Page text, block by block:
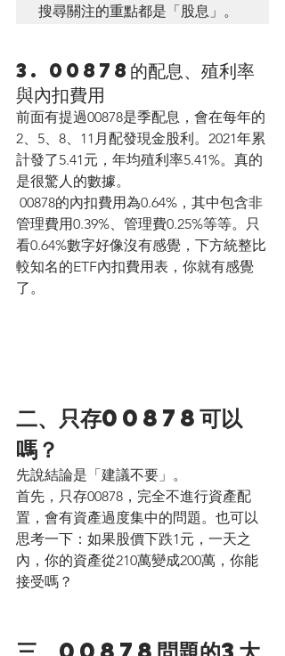
搜尋關注的重點都是「股息」。
3. 00878的配息、殖利率
與內扣費用
前面有提過00878是季配息，會在每年的
2、5、8、11月配發現金股利。2021年累
計發了5.41元，年均殖利率5.41%。真的
是很驚人的數據。
管理費用0.39%、管理費0.25%等等。只
看0.64%數字好像沒有感覺，下方統整比
較知名的ETF內扣費用表，你就有感覺
了。
二、只存00878可以
嗎？
先說結論是「建議不要」。
首先，只存00878，完全不進行資產配
置，會有資產過度集中的問題。也可以
思考一下：如果股價下跌1元，一天之
內，你的資產從210萬變成200萬，你能
接受嗎？